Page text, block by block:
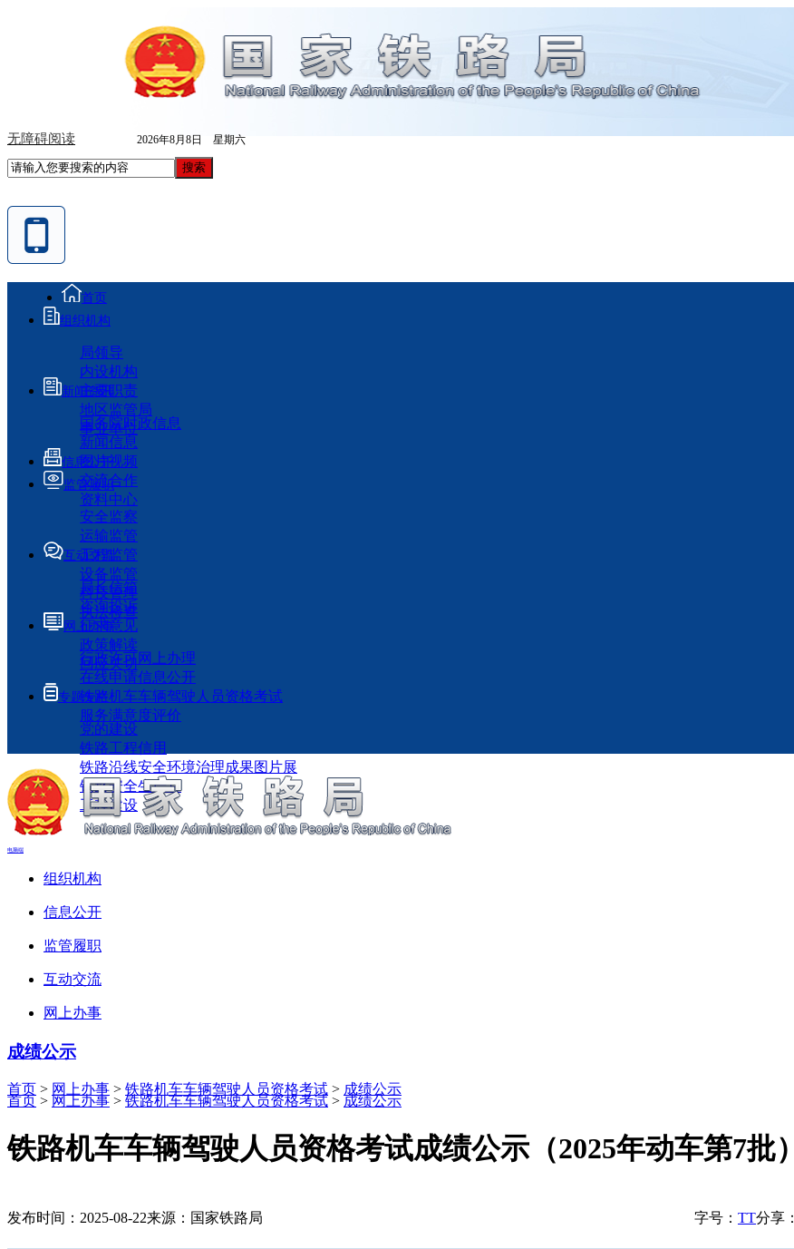
无障碍阅读 2026年8月8日 星期六
首页
组织机构
局领导
内设机构
主要职责
地区监管局
事业单位
新闻资讯
国务院时政信息
新闻信息
图片视频
交流合作
资料中心
信息公开
监管履职
安全监察
运输监管
工程监管
设备监管
科技管理
执法检查
互动交流
局长信箱
咨询投诉
征求意见
政策解读
回应关切
网上办事
行政许可网上办理
在线申请信息公开
铁路机车车辆驾驶人员资格考试
服务满意度评价
专题专栏
党的建设
铁路工程信用
铁路沿线安全环境治理成果图片展
铁路安全生产月
工程建设
电脑端
组织机构
信息公开
监管履职
互动交流
网上办事
成绩公示
首页 > 网上办事 > 铁路机车车辆驾驶人员资格考试 > 成绩公示
首页 > 网上办事 > 铁路机车车辆驾驶人员资格考试 > 成绩公示
铁路机车车辆驾驶人员资格考试成绩公示（2025年动车第7批）
发布时间：2025-08-22来源：国家铁路局 分享：
字号： TT